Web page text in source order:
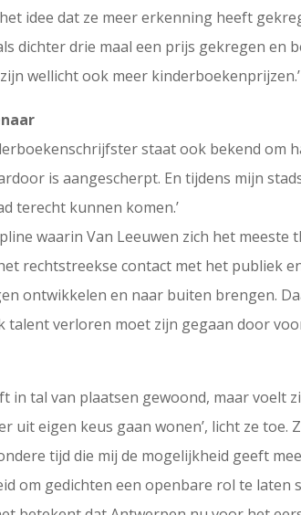
idee dat ze meer erkenning heeft
dichter drie maal een prijs gekregen
wellicht ook meer kinderboekenprijzen.’
staat ook bekend om
is aangescherpt. En tijdens mijn
terecht kunnen komen.’
waarin Van Leeuwen zich het
rechtstreekse contact met het publiek
ontwikkelen en naar buiten brengen.
talent verloren moet zijn gegaan door
in tal van plaatsen gewoond, maar voelt
uit eigen keus gaan wonen’, licht ze
tijd die mij de mogelijkheid geeft
om gedichten een openbare rol te laten